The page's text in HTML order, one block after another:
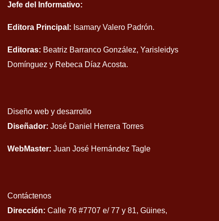
Jefe del Informativo:
Editora Principal: Isamary Valero Padrón.
Editoras: Beatriz Barranco González, Yarisleidys
Domínguez y Rebeca Díaz Acosta.
Diseño web y desarrollo
Diseñador: José Daniel Herrera Torres
WebMaster: Juan José Hernández Tagle
Contáctenos
Dirección: Calle 76 #7707 e/ 77 y 81, Güines,